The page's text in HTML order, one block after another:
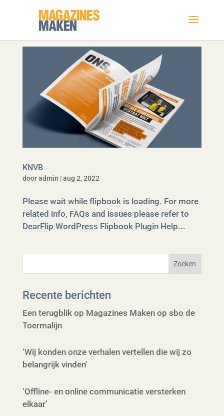
KNVB
dooradmin |aug 2, 2022
Please wait while flipbook is loading. For more
related info, FAQs and issues please refer to
DearFlip WordPress Flipbook Plugin Help...
Recente berichten
Een terugblik op Magazines Maken op sbo de
Toermalijn
‘Wij konden onze verhalen vertellen die wij zo
belangrijk vinden’
‘Offline- en online communicatie versterken
elkaar’